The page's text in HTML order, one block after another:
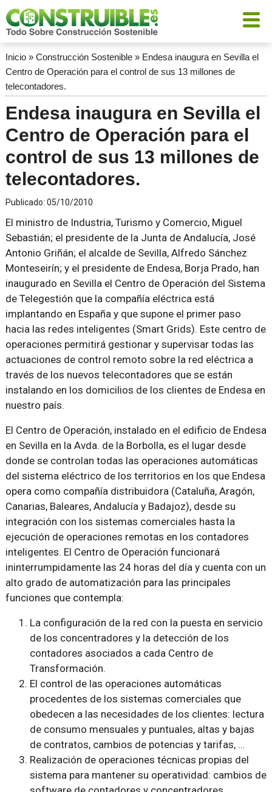
Inicio» Construcción Sostenible» Endesa inaugura en Sevilla el
Centro de Operación para el control de sus 13 millones de
telecontadores.
Endesa inaugura en Sevilla el
Centro de Operación para el
control de sus 13 millones de
telecontadores.
Publicado: 05/10/2010
El ministro de Industria, Turismo y Comercio, Miguel
Sebastián; el presidente de la Junta de Andalucía, José
Antonio Griñán; el alcalde de Sevilla, Alfredo Sánchez
Monteseirín; y el presidente de Endesa, Borja Prado, han
inaugurado en Sevilla el Centro de Operación del Sistema
de Telegestión que la compañía eléctrica está
implantando en España y que supone el primer paso
hacia las redes inteligentes (Smart Grids). Este centro de
operaciones permitirá gestionar y supervisar todas las
actuaciones de control remoto sobre la red eléctrica a
través de los nuevos telecontadores que se están
instalando en los domicilios de los clientes de Endesa en
nuestro país.
El Centro de Operación, instalado en el edificio de Endesa
en Sevilla en la Avda. de la Borbolla, es el lugar desde
donde se controlan todas las operaciones automáticas
del sistema eléctrico de los territorios en los que Endesa
opera como compañía distribuidora (Cataluña, Aragón,
Canarias, Baleares, Andalucía y Badajoz), desde su
integración con los sistemas comerciales hasta la
ejecución de operaciones remotas en los contadores
inteligentes. El Centro de Operación funcionará
ininterrumpidamente las 24 horas del día y cuenta con un
alto grado de automatización para las principales
funciones que contempla:
La configuración de la red con la puesta en servicio
de los concentradores y la detección de los
contadores asociados a cada Centro de
Transformación.
El control de las operaciones automáticas
procedentes de los sistemas comerciales que
obedecen a las necesidades de los clientes: lectura
de consumo mensuales y puntuales, altas y bajas
de contratos, cambios de potencias y tarifas, …
Realización de operaciones técnicas propias del
sistema para mantener su operatividad: cambios de